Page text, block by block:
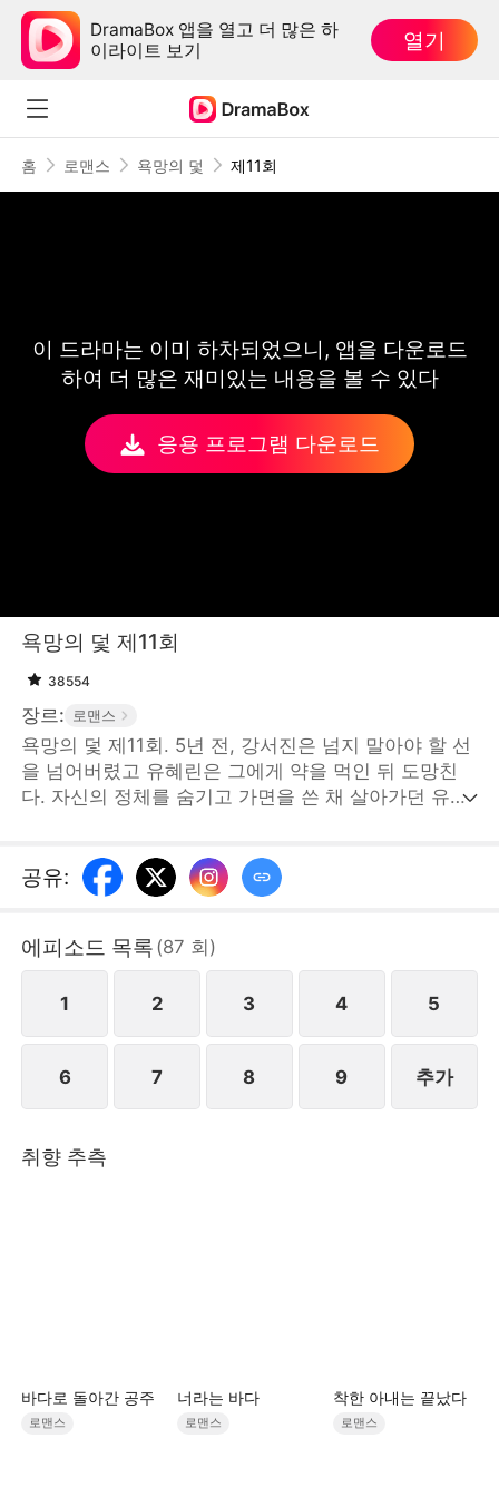
DramaBox 앱을 열고 더 많은 하
이라이트 보기
열기
홈 로맨스 욕망의 덫 제11회
이 드라마는 이미 하차되었으니, 앱을 다운로드
하여 더 많은 재미있는 내용을 볼 수 있다
응용 프로그램 다운로드
욕망의 덫 제11회
38554
장르: 로맨스
욕망의 덫 제11회. 5년 전, 강서진은 넘지 말아야 할 선
을 넘어버렸고 유혜린은 그에게 약을 먹인 뒤 도망친
다. 자신의 정체를 숨기고 가면을 쓴 채 살아가던 유혜
서진의 손아귀에 든 사냥감이 되어버린다. 서로의 눈이
마주친 그 순간, 이미 덫에 걸려버렸는
공유:
에피소드 목록 (87 회)
1 2 3 4 5
6 7 8 9 추가
취향 추측
바다로 돌아간 공주
로맨스
너라는 바다
로맨스
착한 아내는 끝났다
로맨스